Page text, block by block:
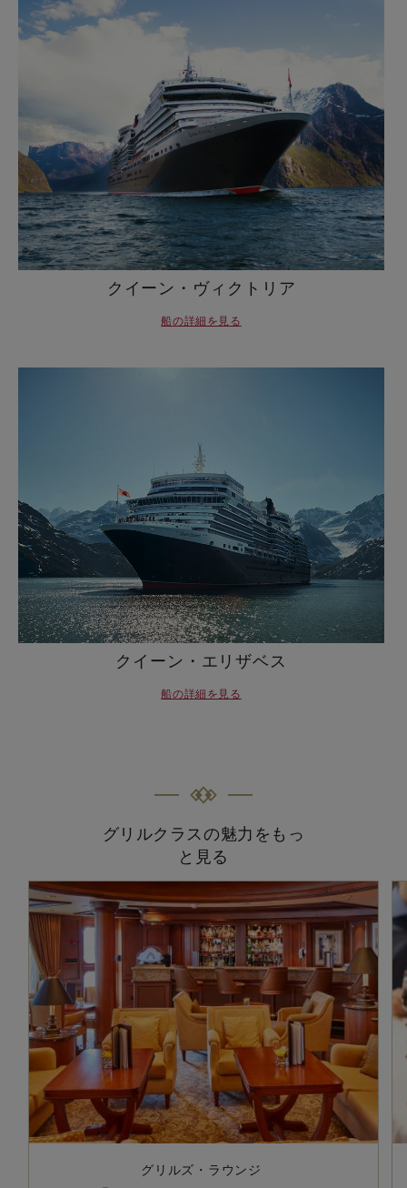
クイーン・ヴィクトリア
船の詳細を見る
クイーン・エリザベス
船の詳細を見る
グリルクラスの魅力をもっ
と見る
グリルズ・ラウンジ